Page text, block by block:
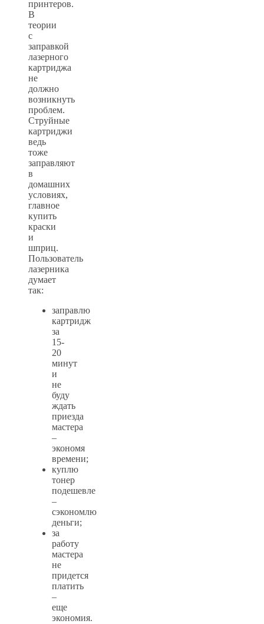
принтеров.
В
теории
с
заправкой
лазерного
картриджа
не
должно
возникнуть
проблем.
Струйные
картриджи
ведь
тоже
заправляют
в
домашних
условиях,
главное
купить
краски
и
шприц.
Пользователь
лазерника
думает
так:
заправлю
картридж
за
15-
20
минут
и
не
буду
ждать
приезда
мастера
–
экономя
времени;
куплю
тонер
подешевле
–
сэкономлю
деньги;
за
работу
мастера
не
придется
платить
–
еще
экономия.